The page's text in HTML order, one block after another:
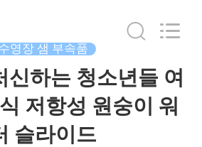
영장 샘 부속품
신하는 청소년들 여
저항성 원숭이 워
슬라이드